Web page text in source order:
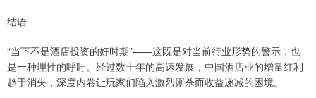
结语
“当下不是酒店投资的好时期”——这既是对当前行业形势的警示，也
是一种理性的呼吁。经过数十年的高速发展，中国酒店业的增量红利
趋于消失，深度内卷让玩家们陷入激烈厮杀而收益递减的困境。